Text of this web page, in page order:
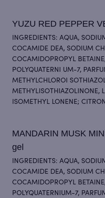
YUZU RED PEPPER
INGREDIENTS: AQUA,
COCAMIDE DEA, SODIUM
COCAMIDOPROPYL
POLYQUATERNI UM-7,
METHYLCHLOROI
METHYLISOTHIAZOLINONE,
ISOMETHYL LONENE;
MANDARIN MUSK
gel
INGREDIENTS: AQUA,
COCAMIDE DEA, SODIUM
COCAMIDOPROPYL
POLYQUATERNIUM-7,